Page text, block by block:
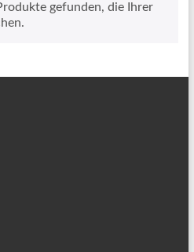
gefunden, die Ihrer